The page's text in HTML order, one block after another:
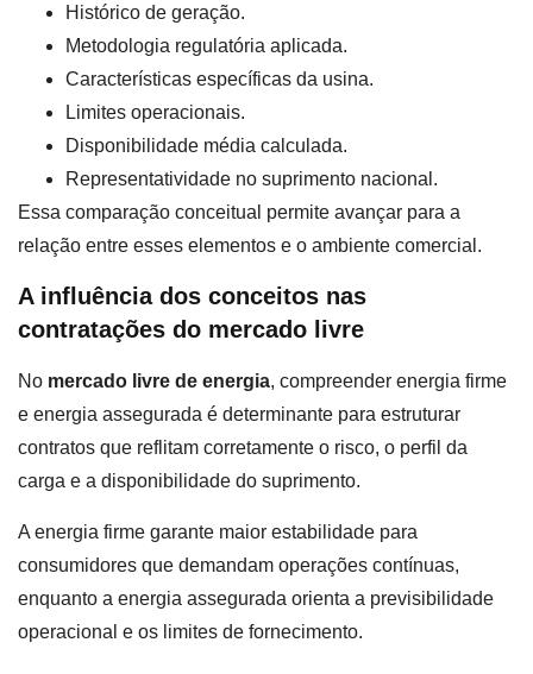
Histórico de geração.
Metodologia regulatória aplicada.
Características específicas da usina.
Limites operacionais.
Disponibilidade média calculada.
Representatividade no suprimento nacional.
Essa comparação conceitual permite avançar para a
relação entre esses elementos e o ambiente comercial.
A influência dos conceitos nas
contratações do mercado livre
No mercado livre de energia, compreender energia firme
e energia assegurada é determinante para estruturar
contratos que reflitam corretamente o risco, o perfil da
carga e a disponibilidade do suprimento.
A energia firme garante maior estabilidade para
consumidores que demandam operações contínuas,
enquanto a energia assegurada orienta a previsibilidade
operacional e os limites de fornecimento.